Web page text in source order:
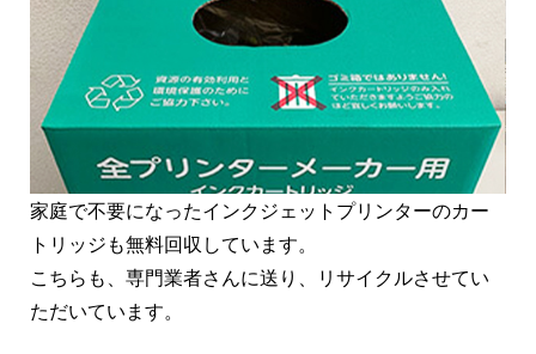
家庭で不要になったインクジェットプリンターのカー
トリッジも無料回収しています。
こちらも、専門業者さんに送り、リサイクルさせてい
ただいています。